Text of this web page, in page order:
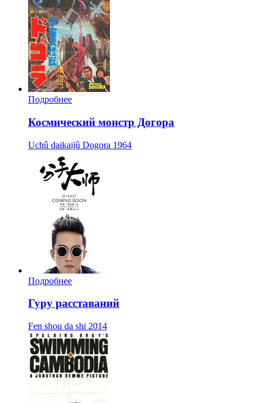
Подробнее
Космический монстр Догора
Uchû daikaijû Dogora 1964
Подробнее
Гуру расставаний
Fen shou da shi 2014